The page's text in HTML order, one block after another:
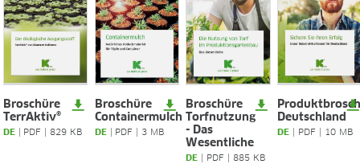
BLOG
KONTAKT
CONTACT
Broschüre
TerrAktiv®
DE| PDF 829 KB
Broschüre
Containermulch
DE| PDF 3 MB
Broschüre
Torfnutzung
- Das
Wesentliche
DE PDF 885 KB
Deutschland
DE PDF 10 MB